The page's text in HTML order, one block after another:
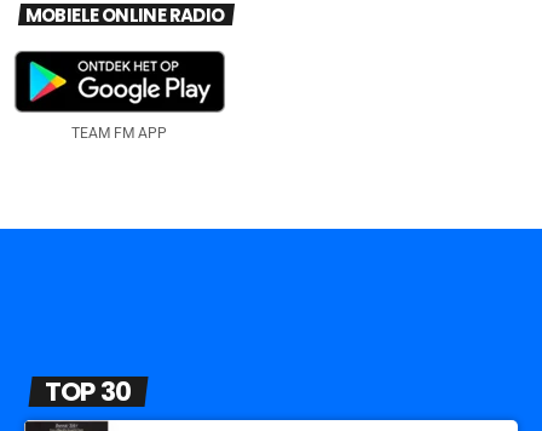
MOBIELE ONLINE RADIO
TEAM FM APP
TOP 30